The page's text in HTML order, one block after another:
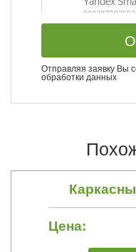
Отправляя заявку Вы
обработки данных
Цена: